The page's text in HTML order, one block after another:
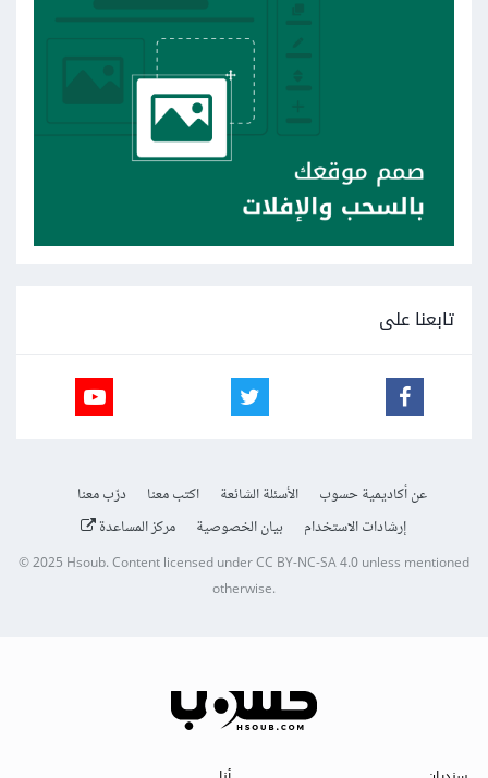
تابعنا على
عن أكاديمية حسوب الأسئلة الشائعة اكتب معنا
درّب معنا
إرشادات الاستخدام
بيان الخصوصية مركز المساعدة
© 2025Hsoub.Content licensed underCC BY-NC-SA 4.0unless mentioned
otherwise.